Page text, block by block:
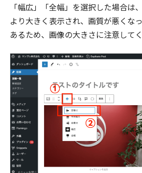
「幅広」「全幅」を選択した場合は
より大きく表示され、画質が悪くな
あるため、画像の大きさに注意してく